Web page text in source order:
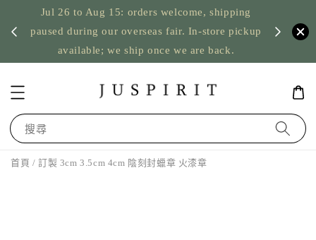
Jul 26 to Aug 15: orders welcome, shipping
paused during our overseas fair. In-store pickup
available; we ship once we are back.
US
搜尋
首頁 / 訂製 3cm 3.5cm 4cm 陰刻封蠟章 火漆章